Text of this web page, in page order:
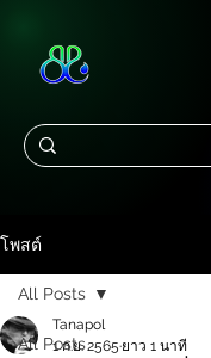
โพสต์
All Posts
All Posts
Tanapol
1 ก.ย. 2565 ยาว 1 นาที